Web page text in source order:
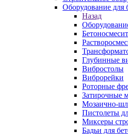
Оборудование для
Назад
Глубинные
Вибростолы
Виброрейки
Роторные
Затирочные
Мозаично-
Пистолеты
Миксеры
Бадьи для